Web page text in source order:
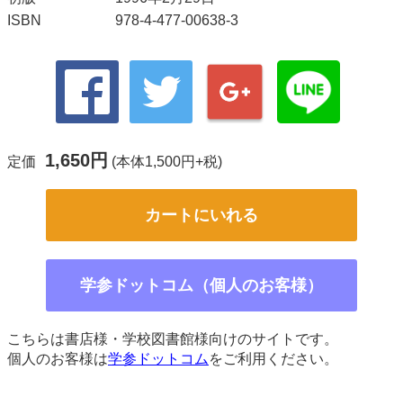
ISBN
978-4-477-00638-3
定価 1,650円 (本体1,500円+税)
カートにいれる
学参ドットコム（個人のお客様）
こちらは書店様・学校図書館様向けのサイトです。
個人のお客様は学参ドットコム をご利用ください。